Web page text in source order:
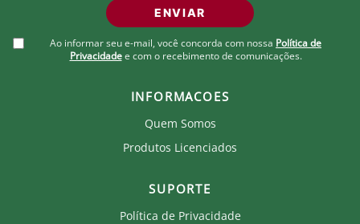
ENVIAR
Ao informar seu e-mail, você concorda com nossa Política de
Privacidade e com o recebimento de comunicações.
INFORMACOES
Quem Somos
Produtos Licenciados
SUPORTE
Política de Privacidade